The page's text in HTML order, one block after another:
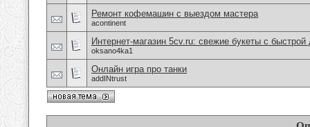
Ремонт кофемашин с выездом мастера
acontinent
Интернет-магазин 5cv.ru: свежие букеты с быстрой
oksano4ka1
Онлайн игра про танки
addINtrust